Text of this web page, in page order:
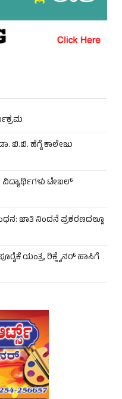
ಹೆಗ್ಡೆ ಕಾಲೇಜು
ಟೇಬಲ್‌
ಜಾತಿ ನಿಂದನೆ ಪ್ರಕರಣದಲ್ಲೂ
ಯಂತ್ರ, ರಿಕ್ಲೈನರ್ ಹಾಸಿಗೆ